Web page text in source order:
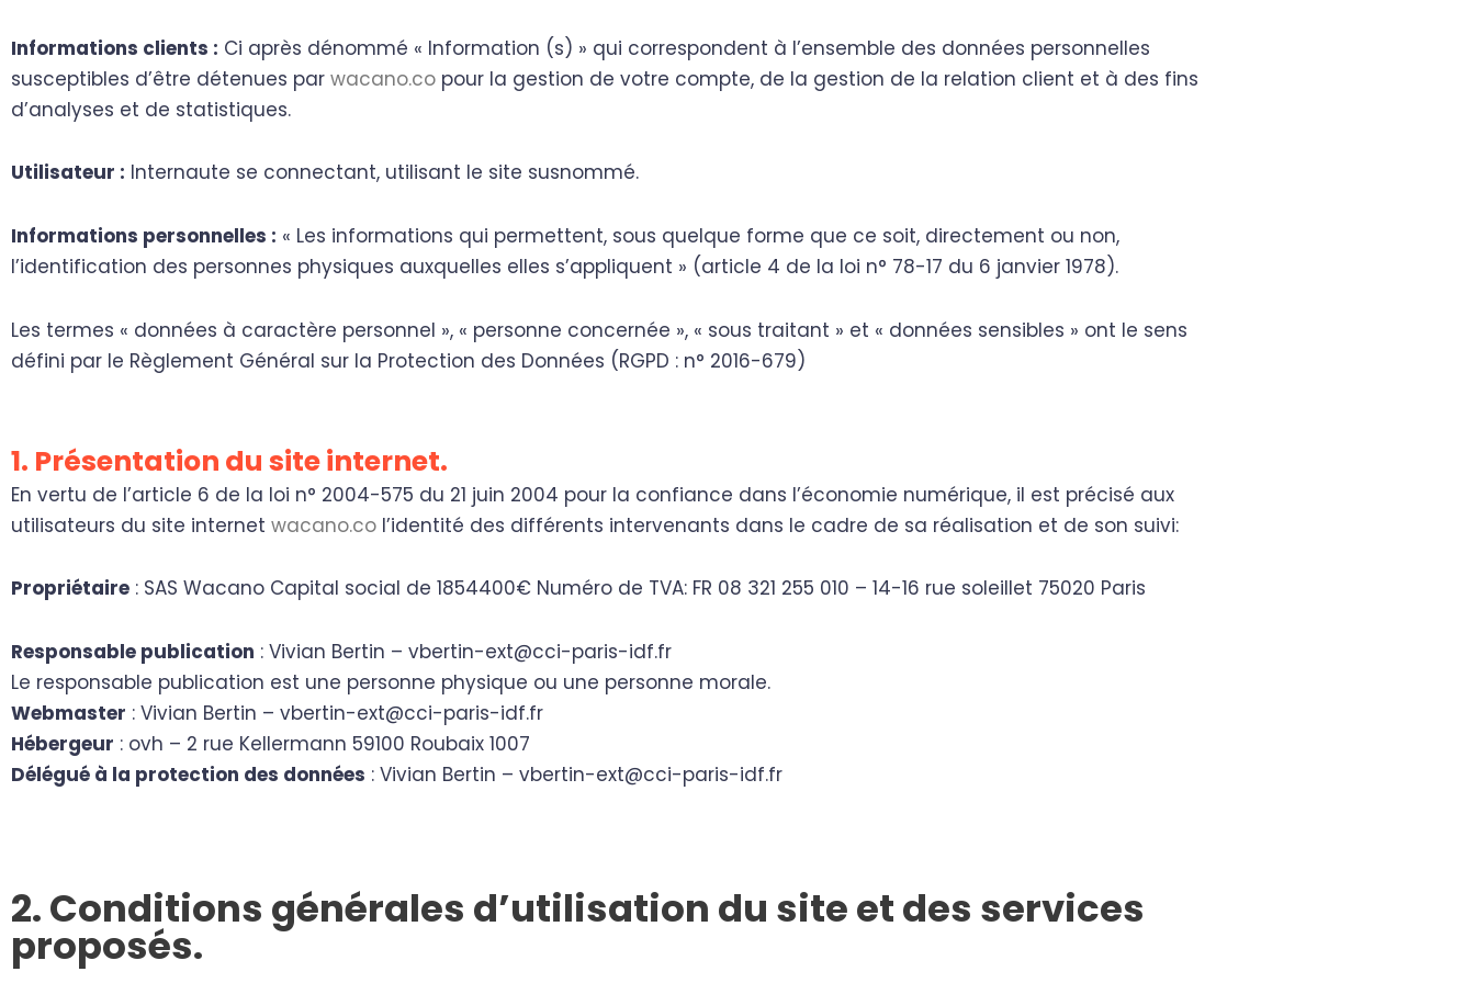
Informations clients : Ci après dénommé « Information (s) » qui correspondent à l’ensemble des données personnelles
susceptibles d’être détenues par wacano.co pour la gestion de votre compte, de la gestion de la relation client et à des fins
d’analyses et de statistiques.
Utilisateur : Internaute se connectant, utilisant le site susnommé.
Informations personnelles : « Les informations qui permettent, sous quelque forme que ce soit, directement ou non,
l’identification des personnes physiques auxquelles elles s’appliquent » (article 4 de la loi n° 78-17 du 6 janvier 1978).
Les termes « données à caractère personnel », « personne concernée », « sous traitant » et « données sensibles » ont le sens
défini par le Règlement Général sur la Protection des Données (RGPD : n° 2016-679)
1. Présentation du site internet.
En vertu de l’article 6 de la loi n° 2004-575 du 21 juin 2004 pour la confiance dans l’économie numérique, il est précisé aux
utilisateurs du site internet wacano.co l’identité des différents intervenants dans le cadre de sa réalisation et de son suivi:
Propriétaire : SAS Wacano Capital social de 1854400€ Numéro de TVA: FR 08 321 255 010 – 14-16 rue soleillet 75020 Paris
Responsable publication : Vivian Bertin – vbertin-ext@cci-paris-idf.fr
Le responsable publication est une personne physique ou une personne morale.
Webmaster : Vivian Bertin – vbertin-ext@cci-paris-idf.fr
Hébergeur : ovh – 2 rue Kellermann 59100 Roubaix 1007
Délégué à la protection des données : Vivian Bertin – vbertin-ext@cci-paris-idf.fr
2. Conditions générales d’utilisation du site et des services
proposés.